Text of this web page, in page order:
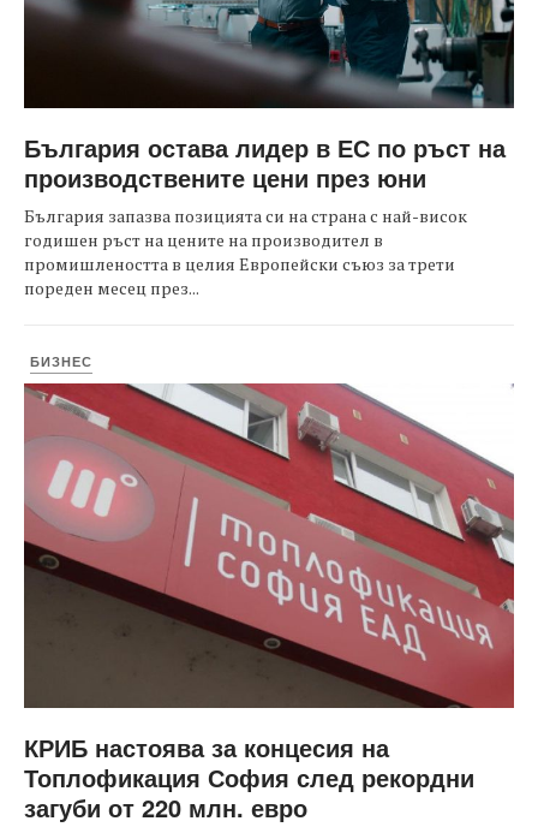
България остава лидер в ЕС по ръст на
производствените цени през юни
България запазва позицията си на страна с най-висок
годишен ръст на цените на производител в
промишлеността в целия Европейски съюз за трети
пореден месец през...
БИЗНЕС
КРИБ настоява за концесия на
Топлофикация София след рекордни
загуби от 220 млн. евро